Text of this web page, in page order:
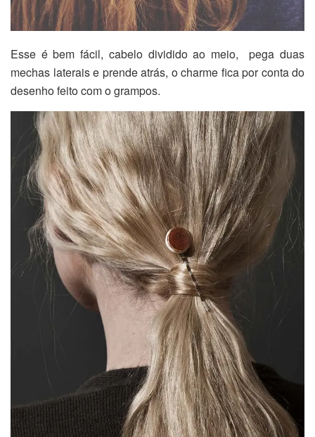
Esse é bem fácil, cabelo dividido ao meio, pega duas
mechas laterais e prende atrás, o charme fica por conta do
desenho feito com o grampos.